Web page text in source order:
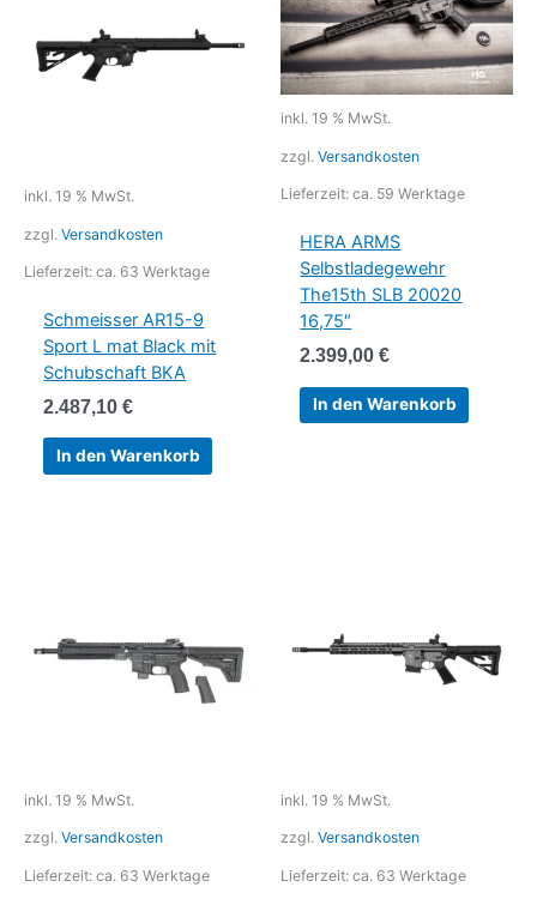
inkl. 19 % MwSt.
zzgl. Versandkosten
Lieferzeit: ca. 63 Werktage
Schmeisser AR15-9
Sport L mat Black mit
Schubschaft BKA
2.487,10€
In den Warenkorb
inkl. 19 % MwSt.
zzgl. Versandkosten
Lieferzeit: ca. 59 Werktage
HERA ARMS
Selbstladegewehr
The15th SLB 20020
16,75″
2.399,00€
In den Warenkorb
inkl. 19 % MwSt.
zzgl. Versandkosten
Lieferzeit: ca. 63 Werktage
inkl. 19 % MwSt.
zzgl. Versandkosten
Lieferzeit: ca. 63 Werktage